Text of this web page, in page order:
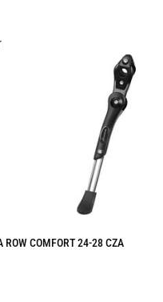
ROW COMFORT 24-28 CZA